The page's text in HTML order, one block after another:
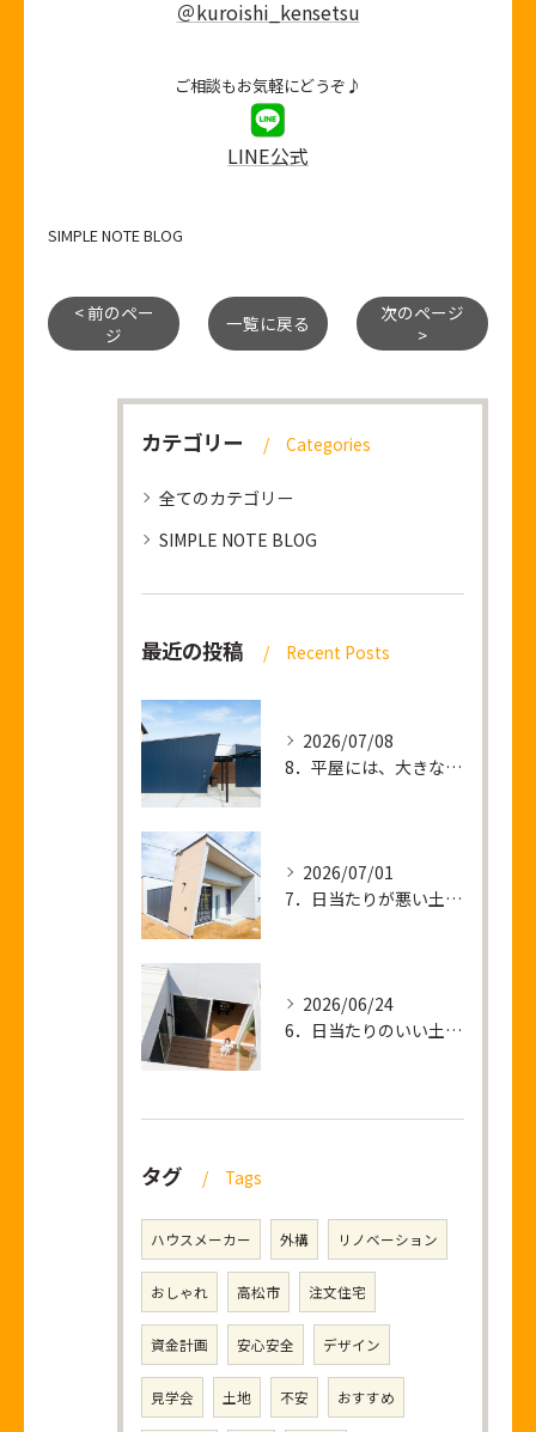
＠kuroishi_kensetsu
ご相談もお気軽にどうぞ♪
LINE公式
SIMPLE NOTE BLOG
< 前のペー
ジ
一覧に戻る
次のページ
>
カテゴリー Categories
全てのカテゴリー
SIMPLE NOTE BLOG
最近の投稿 Recent Posts
2026/07/08
8．平屋には、大きな土地が必要なのか？
2026/07/01
7．日当たりが悪い土地 ＝ 暗い家が建つ？
2026/06/24
6．日当たりのいい土地を買って後悔すること
タグ Tags
ハウスメーカー 外構 リノベーション
おしゃれ 高松市 注文住宅
資金計画 安心安全 デザイン
見学会 土地 不安 おすすめ